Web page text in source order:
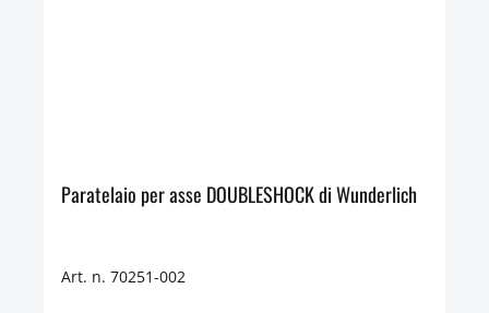
Paratelaio per asse DOUBLESHOCK di Wunderlich
Art. n. 70251-002